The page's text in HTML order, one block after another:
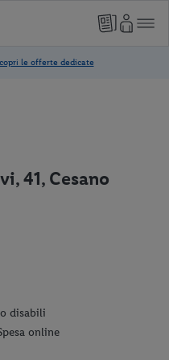
41, Cesano
disabili
online